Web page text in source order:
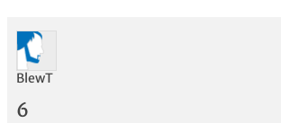
BlewT
6